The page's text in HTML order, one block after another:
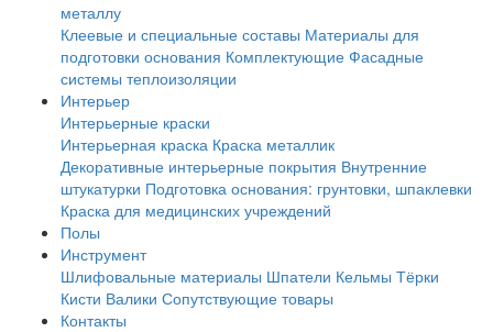
металлу
Клеевые и специальные составы Материалы для
подготовки основания Комплектующие Фасадные
системы теплоизоляции
Интерьер
Интерьерные краски
Интерьерная краска Краска металлик
Декоративные интерьерные покрытия Внутренние
штукатурки Подготовка основания: грунтовки, шпаклевки
Краска для медицинских учреждений
Полы
Инструмент
Шлифовальные материалы Шпатели Кельмы Тёрки
Кисти Валики Сопутствующие товары
Контакты